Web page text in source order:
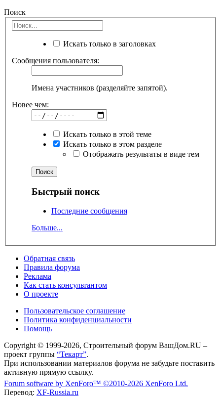
Поиск
Искать только в заголовках
Сообщения пользователя:
Имена участников (разделяйте запятой).
Новее чем:
Искать только в этой теме
Искать только в этом разделе
Отображать результаты в виде тем
Быстрый поиск
Последние сообщения
Больше...
Обратная связь
Правила форума
Реклама
Как стать консультантом
О проекте
Пользовательское соглашение
Политика конфиденциальности
Помощь
Copyright © 1999-2026, Строительный форум ВашДом.RU –
проект группы “Текарт”.
При использовании материалов форума не забудьте поставить
активную прямую ссылку.
Forum software by XenForo™ ©2010-2026 XenForo Ltd.
Перевод: XF-Russia.ru